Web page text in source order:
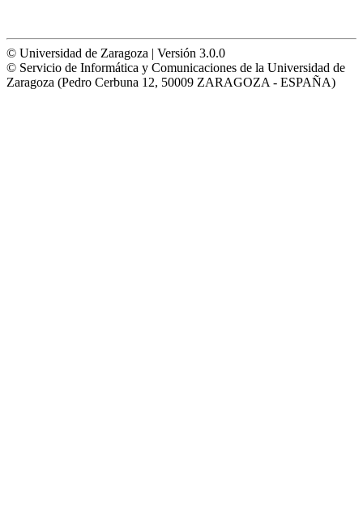
© Universidad de Zaragoza | Versión 3.0.0
© Servicio de Informática y Comunicaciones de la Universidad de
Zaragoza (Pedro Cerbuna 12, 50009 ZARAGOZA - ESPAÑA)